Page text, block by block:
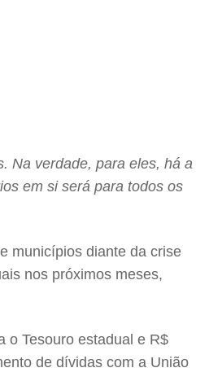
Na verdade, para eles, há a
em si será para todos os
municípios diante da crise
nos próximos meses,
o Tesouro estadual e R$
de dívidas com a União